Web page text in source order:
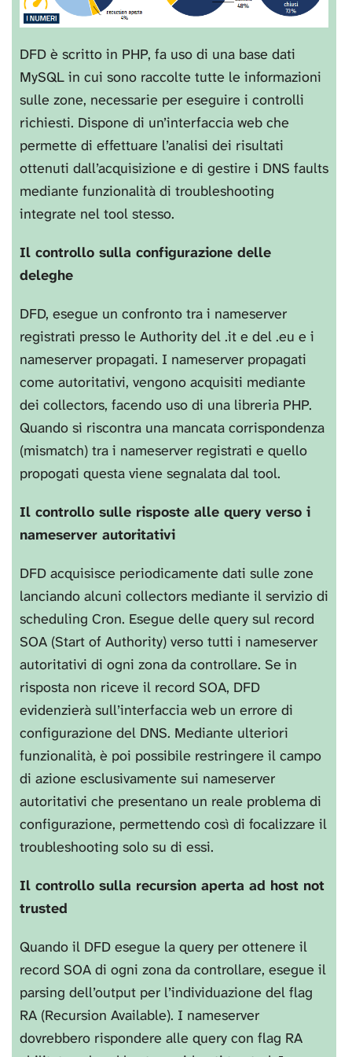
DFD è scritto in PHP, fa uso di una base dati
MySQL in cui sono raccolte tutte le informazioni
sulle zone, necessarie per eseguire i controlli
richiesti. Dispone di un’interfaccia web che
permette di effettuare l’analisi dei risultati
ottenuti dall’acquisizione e di gestire i DNS faults
mediante funzionalità di troubleshooting
integrate nel tool stesso.
Il controllo sulla configurazione delle
deleghe
DFD, esegue un confronto tra i nameserver
registrati presso le Authority del .it e del .eu e i
nameserver propagati. I nameserver propagati
come autoritativi, vengono acquisiti mediante
dei collectors, facendo uso di una libreria PHP.
Quando si riscontra una mancata corrispondenza
(mismatch) tra i nameserver registrati e quello
propogati questa viene segnalata dal tool.
Il controllo sulle risposte alle query verso i
nameserver autoritativi
DFD acquisisce periodicamente dati sulle zone
lanciando alcuni collectors mediante il servizio di
scheduling Cron. Esegue delle query sul record
SOA (Start of Authority) verso tutti i nameserver
autoritativi di ogni zona da controllare. Se in
risposta non riceve il record SOA, DFD
evidenzierà sull’interfaccia web un errore di
configurazione del DNS. Mediante ulteriori
funzionalità, è poi possibile restringere il campo
di azione esclusivamente sui nameserver
autoritativi che presentano un reale problema di
configurazione, permettendo così di focalizzare il
troubleshooting solo su di essi.
Il controllo sulla recursion aperta ad host not
trusted
Quando il DFD esegue la query per ottenere il
record SOA di ogni zona da controllare, esegue il
parsing dell’output per l’individuazione del flag
RA (Recursion Available). I nameserver
dovrebbero rispondere alle query con flag RA